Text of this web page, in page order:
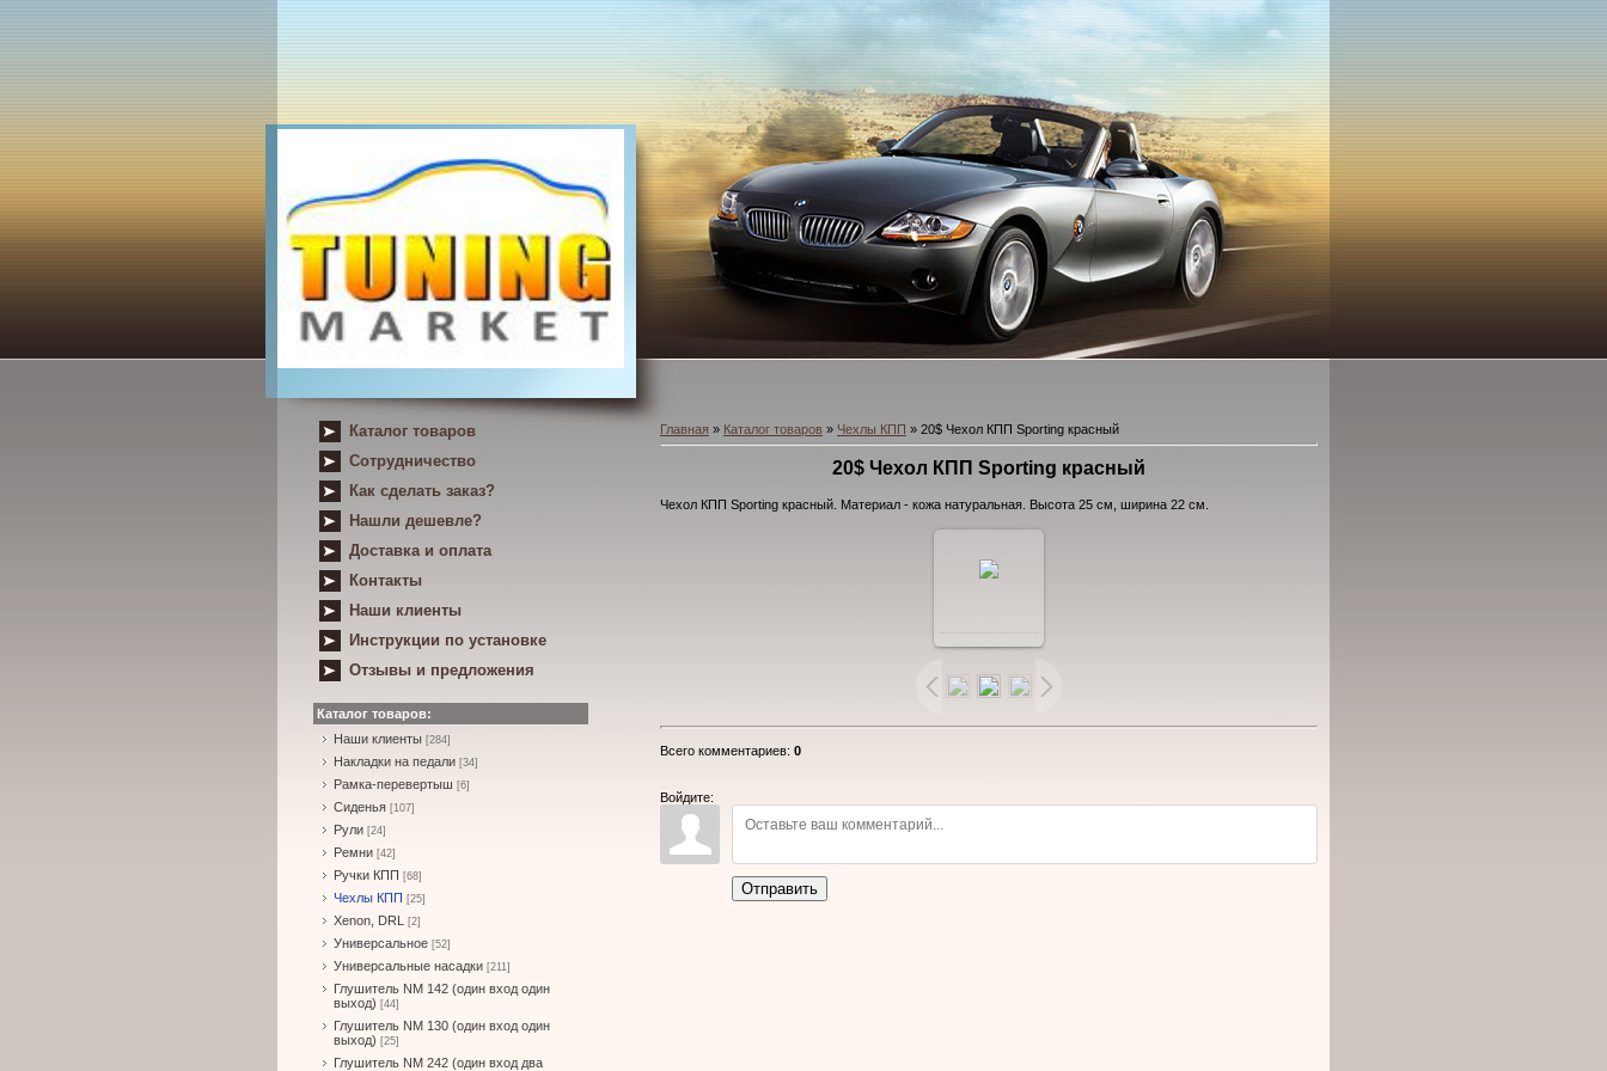
Каталог товаров
Сотрудничество
Как сделать заказ?
Нашли дешевле?
Доставка и оплата
Контакты
Наши клиенты
Инструкции по установке
Отзывы и предложения
Каталог товаров:
Наши клиенты [284]
Накладки на педали [34]
Рамка-перевертыш [6]
Сиденья [107]
Рули [24]
Ремни [42]
Ручки КПП [68]
Чехлы КПП [25]
Xenon, DRL [2]
Универсальное [52]
Универсальные насадки [211]
Глушитель NM 142 (один вход один
выход) [44]
Глушитель NM 130 (один вход один
выход) [25]
Глушитель NM 242 (один вход два
Главная » Каталог товаров » Чехлы КПП » 20$ Чехол КПП Sporting красный
20$ Чехол КПП Sporting красный
Чехол КПП Sporting красный. Материал - кожа натуральная. Высота 25 см, ширина 22 см.
размере
Всего комментариев: 0
Войдите:
Отправить